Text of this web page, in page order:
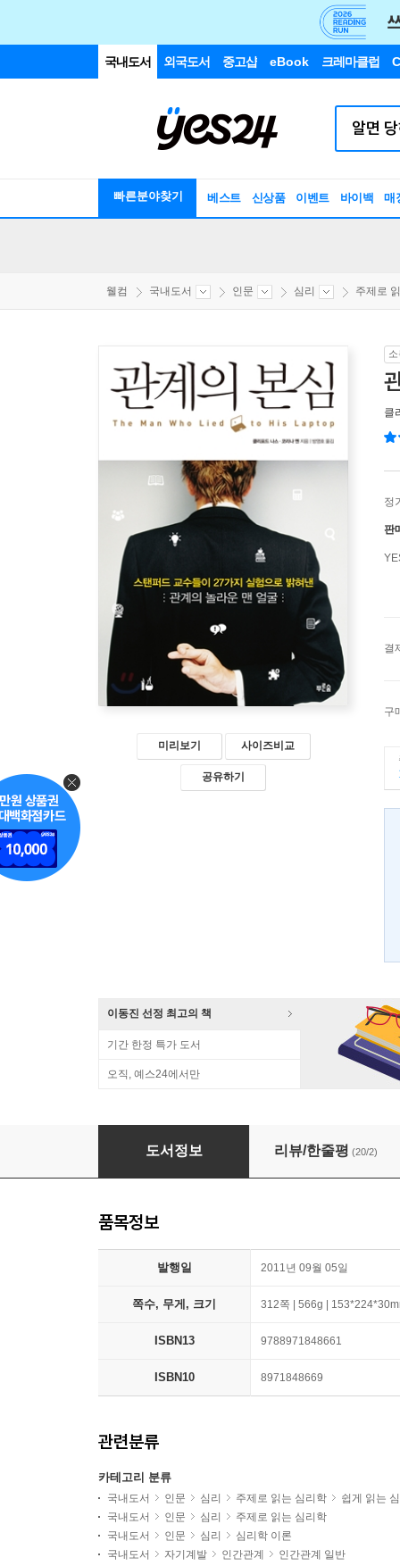
국내도서 외국도서 중고샵 eBook 크레마클럽
빠른분야찾기 베스트 신상품 이벤트 바이백 매
웰컴 국내도서 인문 심리 주제로
미리보기 사이즈비교
공유하기
클
정
판
결
구
이동진 선정 최고의 책
기간 한정 특가 도서
오직, 예스24에서만
관계의 본심
도서정보 리뷰/한줄평 (20/2)
품목정보
발행일 2011년 09월 05일
쪽수, 무게, 크기 312쪽 | 566g |
ISBN13 9788971848661
ISBN10 8971848669
관련분류
카테고리 분류
국내도서 인문 심리 주제로 읽는 심리학
쉽게 읽는
국내도서
인문 심리
주제로 읽는 심리학
국내도서
인문 심리
심리학 이론
국내도서
자기계발 인간관계 인간관계 일반